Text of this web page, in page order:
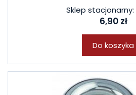
Sklep stacjonarny:
6,90 zł
Do koszyka